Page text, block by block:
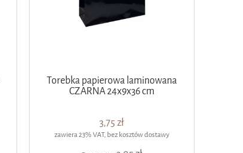
Torebka papierowa laminowana
CZARNA 24x9x36 cm
3,75 zł
zawiera 23% VAT, bez kosztów dostawy